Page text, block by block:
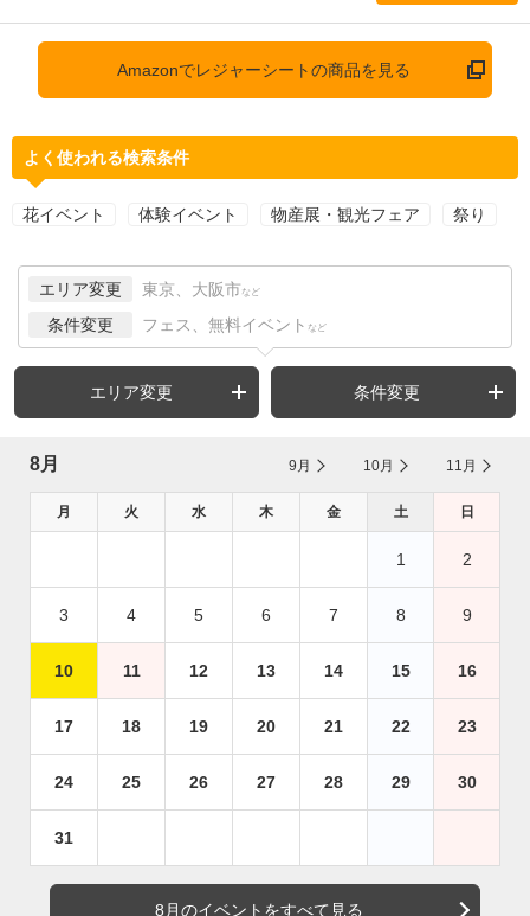
Amazonでレジャーシートの商品を見る
よく使われる検索条件
花イベント 体験イベント 物産展・観光フェア 祭り
エリア変更 東京、大阪市 など
条件変更 フェス、無料イベント など
エリア変更 条件変更
8月 9月 10月 11月
月 火 水 木 金 土 日
1 2
3 4 5 6 7 8 9
10 11 12 13 14 15 16
17 18 19 20 21 22 23
24 25 26 27 28 29 30
31
8月のイベントをすべて見る